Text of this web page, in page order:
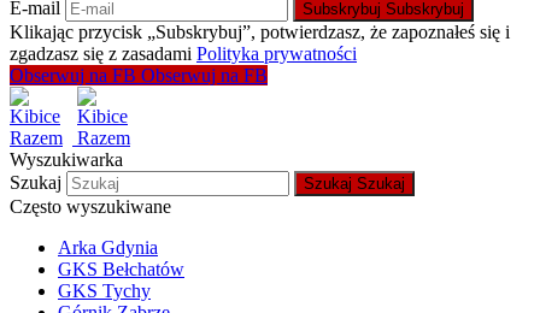
E-mail Subskrybuj Subskrybuj
Klikając przycisk „Subskrybuj”, potwierdzasz, że zapoznałeś się i
zgadzasz się z zasadami Polityka prywatności
Obserwuj na FB Obserwuj na FB
Wyszukiwarka
Szukaj
Szukaj Szukaj
Często wyszukiwane
Arka Gdynia
GKS Bełchatów
GKS Tychy